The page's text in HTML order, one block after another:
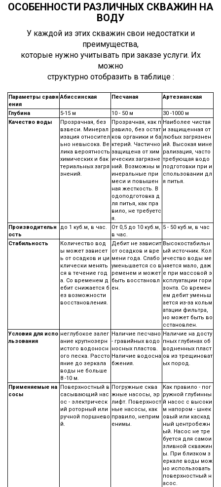
ОСОБЕННОСТИ РАЗЛИЧНЫХ СКВАЖИН НА
ВОДУ
У каждой из этих скважин свои недостатки и
преимущества,
которые нужно учитывать при заказе услуги. Их
можно
структурно отобразить в таблице :
Параметры сравн
ения
Абиссинская Песчаная Артезианская
Глубина 5-15 м 10 - 50 м
30 -1000 м
Качество воды
Прозрачная, без
взвеси. Минерал
изация относител
ьно невысока. Ве
лика вероятность
химических и бак
териальных загря
знений.
Прозрачная, как п
равило, без остат
ков органики и ба
ктерий. Частично
защищена от хим
ических загрязне
ний. Возможны м
инеральные при
меси и повышен
ная жесткость. В
одоподготовка д
ля питья, как пра
вило, не требуетс
я.
Наиболее чистая
и защищенная от
любых загрязнен
ий. Высокая мине
рализация, часто
требующая водо
подготовки при и
спользовании дл
я питья.
Производительн
ость
до 1 куб.м, в час.
От 0,5 до 10 куб.м,
в час.
5 - 50 куб.м, в час
Стабильность
Количество вод
ы может зависет
ь от осадков и ци
клически менять
ся в течение год
а. Со временем д
ебит снижается б
ез возможности
восстановления.
Дебит не зависит
от осадков и вре
мени года. Слабо
уменьшается со в
ременем и может
быть восстановл
ен.
Высокостабильн
ый источник. Кол
ичество воды ме
няется мало, даж
е при массовой э
ксплуатации гори
зонта. Со времен
ем дебит уменьш
ается из-за кольм
атации фильтра,
но может быть во
сстановлен.
Условия для испо
льзования
неглубокое залег
ание крупнозерн
истого водоносн
ого песка. Рассто
яние до зеркала
воды не больше
8 -10 м.
Наличие песчано
- гравийных водо
носных пластов.
Наличие водосна
бжения.
Наличие на досту
пных глубинах об
водненных пласт
ов из трещиноват
ых пород.
Применяемые на
сосы
Поверхностный в
сасывающий нас
ос - электрическ
ий роторный или
ручной поршнево
й.
Погружные сква
жные насосы, эр
лифт. Поверхност
ные насосы, как
правило, неприм
енимы.
Как правило - пог
ружной глубинны
й насос с высоки
м напором - шнек
овый или каскад
ный центробежн
ый. Насос не тре
буется для самои
зливной скважин
ы. При близком з
еркале воды мож
но использовать
поверхностный н
асос.